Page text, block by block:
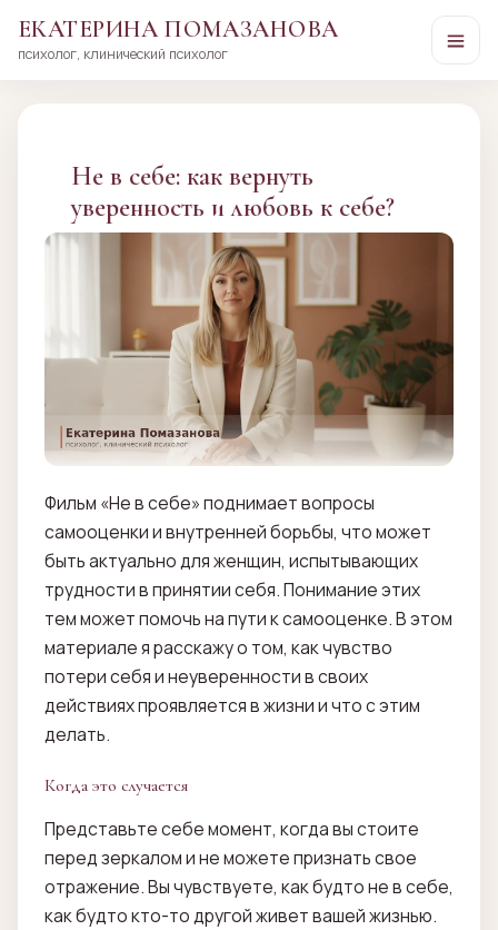
ЕКАТЕРИНА ПОМАЗАНОВА
психолог, клинический психолог
Не в себе: как вернуть
уверенность и любовь к себе?
Фильм «Не в себе» поднимает вопросы
самооценки и внутренней борьбы, что может
быть актуально для женщин, испытывающих
трудности в принятии себя. Понимание этих
тем может помочь на пути к самооценке. В этом
материале я расскажу о том, как чувство
потери себя и неуверенности в своих
действиях проявляется в жизни и что с этим
делать.
Когда это случается
Представьте себе момент, когда вы стоите
перед зеркалом и не можете признать свое
отражение. Вы чувствуете, как будто не в себе,
как будто кто-то другой живет вашей жизнью.